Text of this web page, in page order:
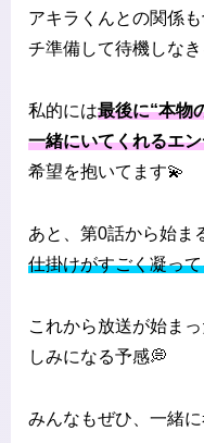
アキラくんとの関係
チ準備して待機しな
私的には最後に“本物
一緒にいてくれるエ
希望を抱いてます💫
あと、第0話から始ま
仕掛けがすごく凝っ
これから放送が始ま
しみになる予感💭
みんなもぜひ、一緒